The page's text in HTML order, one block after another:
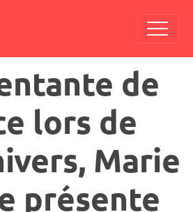
de
lors de
Marie
présente